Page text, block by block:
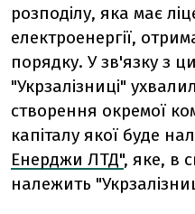
розподілу, яка має
електроенергії,
порядку. У зв'язку з
"Укрзалізниці"
створення окремої
капіталу якої буде
Енерджи ЛТД", яке, в
належить